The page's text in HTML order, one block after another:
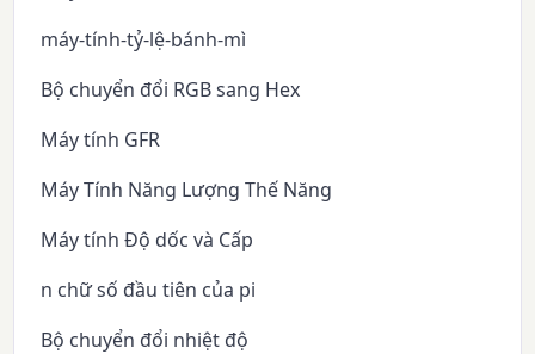
máy-tính-tỷ-lệ-bánh-mì
Bộ chuyển đổi RGB sang Hex
Máy tính GFR
Máy Tính Năng Lượng Thế Năng
Máy tính Độ dốc và Cấp
n chữ số đầu tiên của pi
Bộ chuyển đổi nhiệt độ